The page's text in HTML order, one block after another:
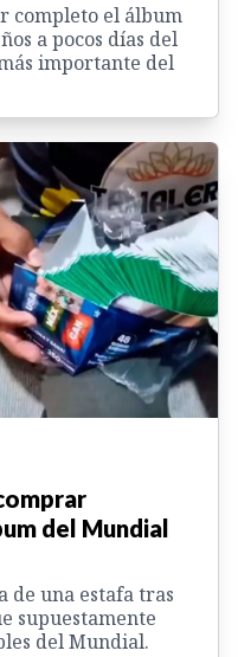
completo el álbum
a pocos días del
importante del
del Mundial
de una estafa tras
supuestamente
del Mundial.